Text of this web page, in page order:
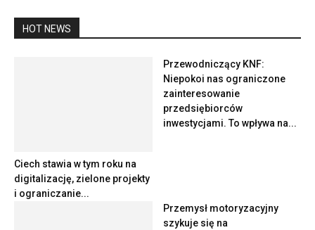
HOT NEWS
Ciech stawia w tym roku na
digitalizację, zielone projekty
i ograniczanie...
Przewodniczący KNF:
Niepokoi nas ograniczone
zainteresowanie
przedsiębiorców
inwestycjami. To wpływa na...
Przemysł motoryzacyjny
szykuje się na